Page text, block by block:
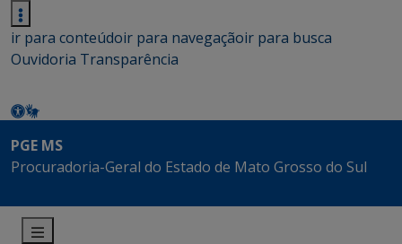
ir para conteúdoir para navegaçãoir para busca
Ouvidoria Transparência
PGE MS
Procuradoria-Geral do Estado de Mato Grosso do Sul